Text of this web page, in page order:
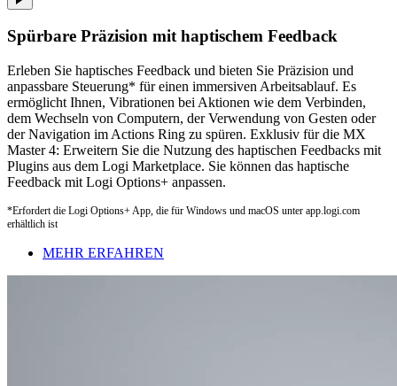
Spürbare Präzision mit haptischem Feedback
Erleben Sie haptisches Feedback und bieten Sie Präzision und
anpassbare Steuerung* für einen immersiven Arbeitsablauf. Es
ermöglicht Ihnen, Vibrationen bei Aktionen wie dem Verbinden,
dem Wechseln von Computern, der Verwendung von Gesten oder
der Navigation im Actions Ring zu spüren. Exklusiv für die MX
Master 4: Erweitern Sie die Nutzung des haptischen Feedbacks mit
Plugins aus dem Logi Marketplace. Sie können das haptische
Feedback mit Logi Options+ anpassen.
*Erfordert die Logi Options+ App, die für Windows und macOS unter app.logi.com
erhältlich ist
MEHR ERFAHREN